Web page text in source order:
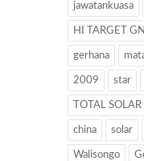
jawatankuasa
HI TARGET
gerhana
2009 star
TOTAL
china solar
Walisongo